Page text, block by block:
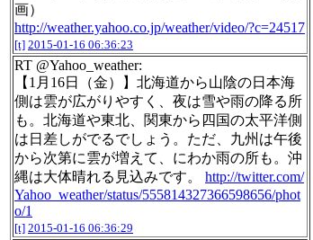
画）
http://weather.yahoo.co.jp/weather/video/?c=24517
[t] 2015-01-16 06:36:23
RT @Yahoo_weather:
【1月16日（金）】北海道から山陰の日本海
側は雲が広がりやすく、夜は雪や雨の降る所
も。北海道や東北、関東から四国の太平洋側
は日差しがでるでしょう。ただ、九州は午後
から次第に雲が増えて、にわか雨の所も。沖
縄は大体晴れる見込みです。 http://twitter.com/
Yahoo_weather/status/555814327366598656/phot
o/1
[t] 2015-01-16 06:36:29